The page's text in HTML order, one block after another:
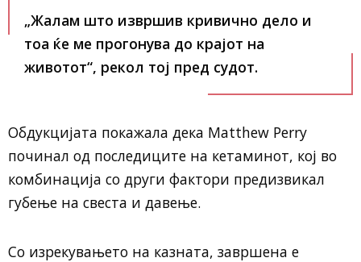
„Жалам што извршив кривично дело и
тоа ќе ме прогонува до крајот на
животот“, рекол тој пред судот.
Обдукцијата покажала дека Matthew Perry
починал од последиците на кетаминот, кој во
комбинација со други фактори предизвикал
губење на свеста и давење.
Со изрекувањето на казната, завршена е